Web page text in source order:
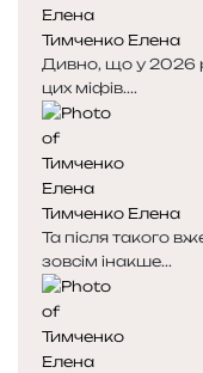
Тимченко Елена
Дивно, що у 2026
цих міфів....
Тимченко Елена
Та після такого
зовсім інакше...